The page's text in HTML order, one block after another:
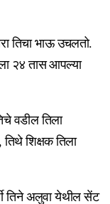
तिचा भाऊ उचलतो.
२४ तास आपल्या
वडील तिला
शिक्षक तिला
तिने अलुवा येथील सेंट